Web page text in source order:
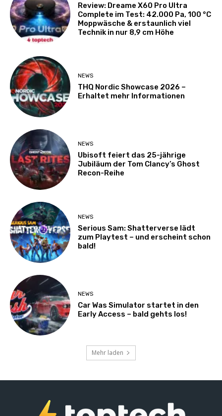
Review: Dreame X60 Pro Ultra
Complete im Test: 42.000 Pa, 100 °C
Moppwäsche & erstaunlich viel
Technik in nur 8,9 cm Höhe
NEWS
THQ Nordic Showcase 2026 –
Erhaltet mehr Informationen
NEWS
Ubisoft feiert das 25-jährige
Jubiläum der Tom Clancy’s Ghost
Recon-Reihe
NEWS
Serious Sam: Shatterverse lädt
zum Playtest – und erscheint schon
bald!
NEWS
Car Was Simulator startet in den
Early Access – bald gehts los!
Mehr laden